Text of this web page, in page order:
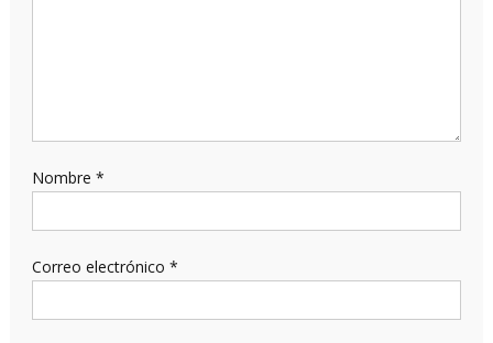
Nombre *
Correo electrónico *